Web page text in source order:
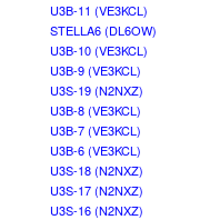
U3B-11 (VE3KCL)
STELLA6 (DL6OW)
U3B-10 (VE3KCL)
U3B-9 (VE3KCL)
U3S-19 (N2NXZ)
U3B-8 (VE3KCL)
U3B-7 (VE3KCL)
U3B-6 (VE3KCL)
U3S-18 (N2NXZ)
U3S-17 (N2NXZ)
U3S-16 (N2NXZ)